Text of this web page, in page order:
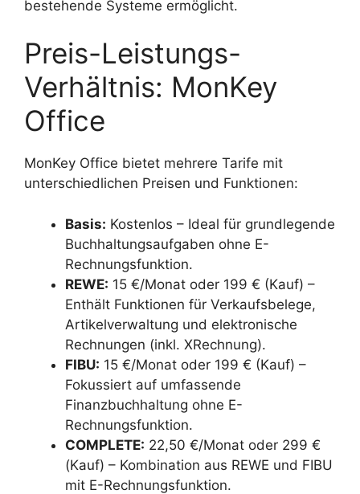
bestehende Systeme ermöglicht.
Preis-Leistungs-
Verhältnis: MonKey
Office
MonKey Office bietet mehrere Tarife mit
unterschiedlichen Preisen und Funktionen:
Basis: Kostenlos – Ideal für grundlegende
Buchhaltungsaufgaben ohne E-
Rechnungsfunktion.
REWE: 15 €/Monat oder 199 € (Kauf) –
Enthält Funktionen für Verkaufsbelege,
Artikelverwaltung und elektronische
Rechnungen (inkl. XRechnung).
FIBU: 15 €/Monat oder 199 € (Kauf) –
Fokussiert auf umfassende
Finanzbuchhaltung ohne E-
Rechnungsfunktion.
COMPLETE: 22,50 €/Monat oder 299 €
(Kauf) – Kombination aus REWE und FIBU
mit E-Rechnungsfunktion.